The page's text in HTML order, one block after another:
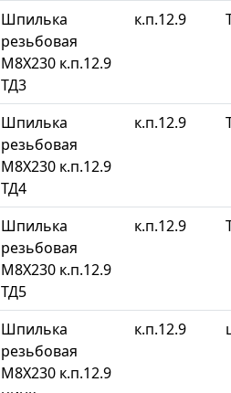
Шпилька
резьбовая
М8Х230 к.п.12.9
ТД3
к.п.12.9
Шпилька
резьбовая
М8Х230 к.п.12.9
ТД4
к.п.12.9
Шпилька
резьбовая
М8Х230 к.п.12.9
ТД5
к.п.12.9
Шпилька
резьбовая
М8Х230 к.п.12.9
к.п.12.9